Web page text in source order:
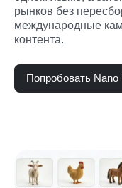
рынков без
международные
контента.
Попробовать Nano